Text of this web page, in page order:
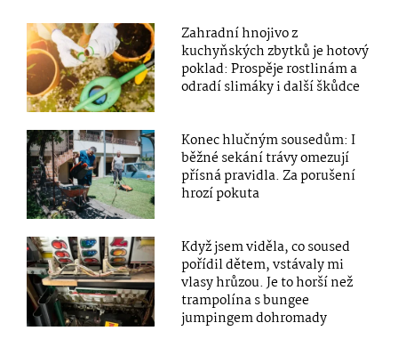
Zahradní hnojivo z
kuchyňských zbytků je hotový
poklad: Prospěje rostlinám a
odradí slimáky i další škůdce
Konec hlučným sousedům: I
běžné sekání trávy omezují
přísná pravidla. Za porušení
hrozí pokuta
Když jsem viděla, co soused
pořídil dětem, vstávaly mi
vlasy hrůzou. Je to horší než
trampolína s bungee
jumpingem dohromady